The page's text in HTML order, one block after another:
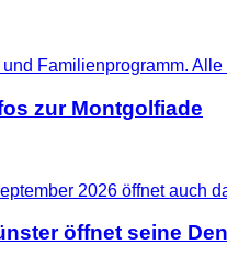
zur Montgolfiade
öffnet seine